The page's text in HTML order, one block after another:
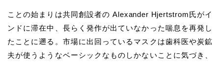
ことの始まりは共同創設者の Alexander Hjertstrom氏がイ
ンドに滞在中、長らく発作が出ていなかった喘息を再発し
たことに遡る。市場に出回っているマスクは歯科医や炭鉱
夫が使うようなベーシックなものしかないことに気づき、